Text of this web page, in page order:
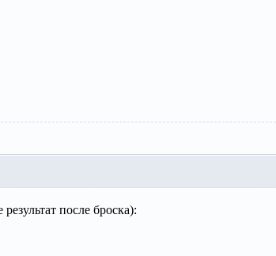
после броска):